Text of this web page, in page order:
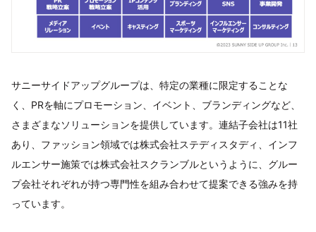
サニーサイドアップグループは、特定の業種に限定することな
く、PRを軸にプロモーション、イベント、ブランディングなど、
さまざまなソリューションを提供しています。連結子会社は11社
あり、ファッション領域では株式会社ステディスタディ、インフ
ルエンサー施策では株式会社スクランブルというように、グルー
プ会社それぞれが持つ専門性を組み合わせて提案できる強みを持
っています。